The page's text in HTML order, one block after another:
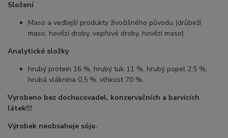
Složení
Maso a vedlejší produkty živočišného původu (drůbeží
maso, hovězí droby, vepřové droby, hovězí maso).
Analytické složky
hrubý protein 16 %, hrubý tuk 11 %, hrubý popel 2,5 %,
hrubá vláknina 0,5 %, vlhkost 70 %.
Vyrobeno bez dochucovadel, konzervačních a barvících
látek!!!
Výrobek neobsahuje sóju.